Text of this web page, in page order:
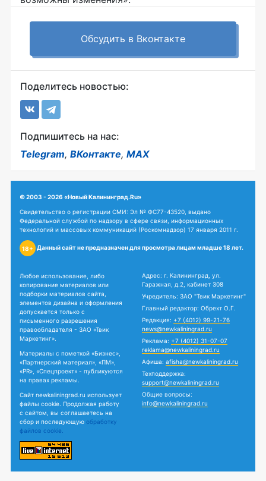
Обсудить в Вконтакте
Поделитесь новостью:
Подпишитесь на нас:
Telegram, ВКонтакте, MAX
© 2003 - 2026 «Новый Калининград.Ru»
Свидетельство о регистрации СМИ: Эл № ФС77-43520, выдано
Федеральной службой по надзору в сфере связи, информационных
технологий и массовых коммуникаций (Роскомнадзор) 17 января 2011 г.
18+ Данный сайт не предназначен для просмотра лицам младше 18 лет.
Любое использование, либо
копирование материалов или
подборки материалов сайта,
элементов дизайна и оформления
допускается только с
письменного разрешения
правообладателя - ЗАО «Твик
Маркетинг».
Материалы с пометкой «Бизнес»,
«Партнерский материал», «ПМ»,
«PR», «Спецпроект» - публикуются
на правах рекламы.
Сайт newkaliningrad.ru использует
файлы cookie. Продолжая работу
с сайтом, вы соглашаетесь на
сбор и последующую обработку
файлов cookie.
Адрес: г. Калининград, ул.
Гаражная, д.2, кабинет 308
Учредитель: ЗАО "Твик Маркетинг"
Главный редактор: Обрехт О.Г.
Редакция: +7 (4012) 99-21-76
news@newkaliningrad.ru
Реклама: +7 (4012) 31-07-07
reklama@newkaliningrad.ru
Афиша: afisha@newkaliningrad.ru
Техподдержка:
support@newkaliningrad.ru
Общие вопросы:
info@newkaliningrad.ru